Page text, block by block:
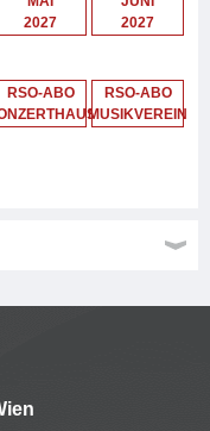
2027
2027
RSO-ABO
RSO-ABO
MUSIKVEREIN